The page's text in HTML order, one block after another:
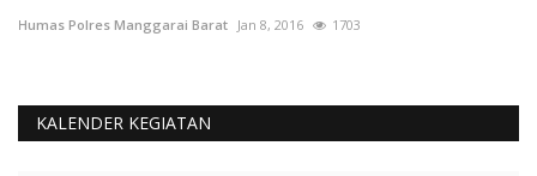
Humas Polres Manggarai Barat Jan 8, 2016 1703
KALENDER KEGIATAN